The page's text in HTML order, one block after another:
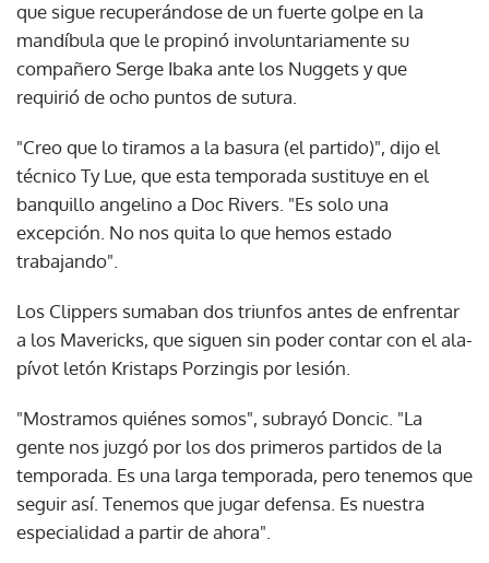
que sigue recuperándose de un fuerte golpe en la
mandíbula que le propinó involuntariamente su
compañero Serge Ibaka ante los Nuggets y que
requirió de ocho puntos de sutura.
"Creo que lo tiramos a la basura (el partido)", dijo el
técnico Ty Lue, que esta temporada sustituye en el
banquillo angelino a Doc Rivers. "Es solo una
excepción. No nos quita lo que hemos estado
trabajando".
Los Clippers sumaban dos triunfos antes de enfrentar
a los Mavericks, que siguen sin poder contar con el ala-
pívot letón Kristaps Porzingis por lesión.
"Mostramos quiénes somos", subrayó Doncic. "La
gente nos juzgó por los dos primeros partidos de la
temporada. Es una larga temporada, pero tenemos que
seguir así. Tenemos que jugar defensa. Es nuestra
especialidad a partir de ahora".